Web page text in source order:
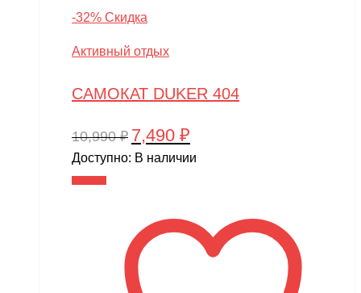
-32% Скидка
Активный отдых
САМОКАТ DUKER 404
10,990₽ Первоначальная
цена
7,490 ₽
цена:
Доступно: В наличии